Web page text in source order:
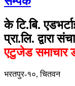
के टि.बि.
प्रा.लि. द्वारा
एटुजेड समाचार
भरतपुर-१०, चितवन